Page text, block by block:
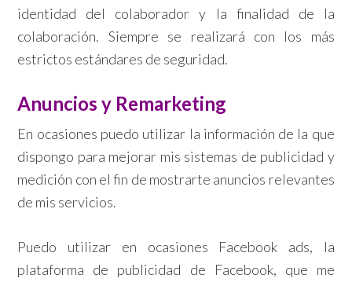
identidad del colaborador y la finalidad de la
colaboración. Siempre se realizará con los más
estrictos estándares de seguridad.
Anuncios y Remarketing
En ocasiones puedo utilizar la información de la que
dispongo para mejorar mis sistemas de publicidad y
medición con el fin de mostrarte anuncios relevantes
de mis servicios.
Puedo utilizar en ocasiones Facebook ads, la
plataforma de publicidad de Facebook, que me